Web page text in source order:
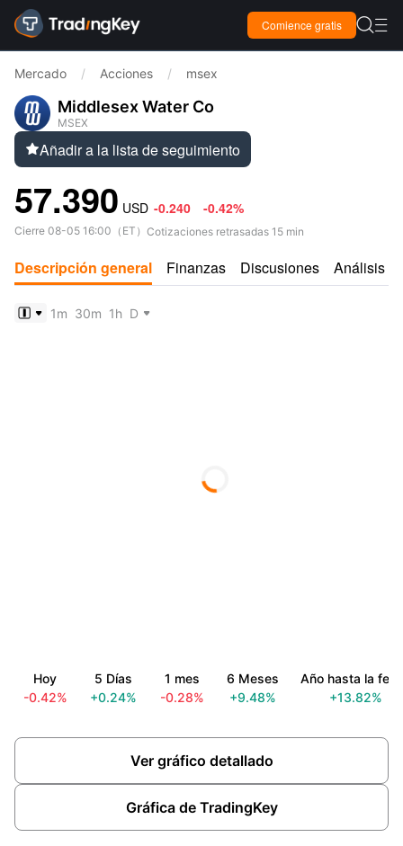
Comience gratis  
Mercado / Acciones / msex
Middlesex Water Co
MSEX
Añadir a la lista de seguimiento
57.390 USD -0.240 -0.42%
Cierre 08-05 16:00 （ ET ） Cotizaciones retrasadas 15 min
Descripción general Finanzas Discusiones Análisis
Ver gráfico detallado
Gráfica de TradingKey
1m 30m 1h D
Hoy
-0.42%
5 Días
+0.24%
1 mes
-0.28%
6 Meses
+9.48%
Año hasta la
+13.82%